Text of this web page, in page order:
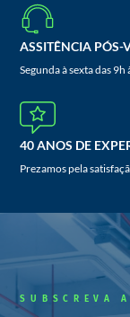
ASSITÊNCIA PÓS-
Segunda à sexta das 9h
40 ANOS DE
Prezamos pela
SUBSCREVA